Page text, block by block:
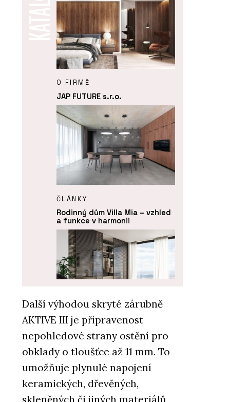
O FIRMĚ
JAP FUTURE s.r.o.
ČLÁNKY
Rodinný dům Villa Mia – vzhled
a funkce v harmonii
PRODUKTY
Dveře IDEA DOOR - JAP
Další výhodou skryté zárubně
AKTIVE III je připravenost
nepohledové strany ostění pro
obklady o tloušťce až 11 mm. To
umožňuje plynulé napojení
keramických, dřevěných,
skleněných či jiných materiálů